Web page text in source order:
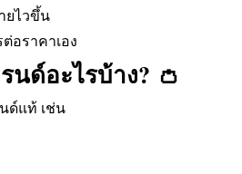
ยไวขึ้น
อราคาเอง
ด์อะไรบ้าง? 👛
ด์แท้ เช่น